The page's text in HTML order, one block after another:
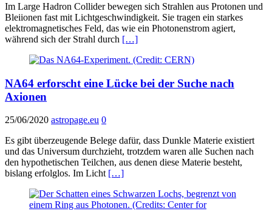
Im Large Hadron Collider bewegen sich Strahlen aus Protonen und
Bleiionen fast mit Lichtgeschwindigkeit. Sie tragen ein starkes
elektromagnetisches Feld, das wie ein Photonenstrom agiert,
während sich der Strahl durch […]
NA64 erforscht eine Lücke bei der Suche nach
Axionen
25/06/2020 astropage.eu 0
Es gibt überzeugende Belege dafür, dass Dunkle Materie existiert
und das Universum durchzieht, trotzdem waren alle Suchen nach
den hypothetischen Teilchen, aus denen diese Materie besteht,
bislang erfolglos. Im Licht […]